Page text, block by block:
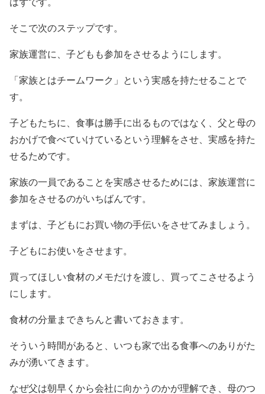
はずです。
そこで次のステップです。
家族運営に、子どもも参加をさせるようにします。
「家族とはチームワーク」という実感を持たせることで
す。
子どもたちに、食事は勝手に出るものではなく、父と母の
おかげで食べていけているという理解をさせ、実感を持た
せるためです。
家族の一員であることを実感させるためには、家族運営に
参加をさせるのがいちばんです。
まずは、子どもにお買い物の手伝いをさせてみましょう。
子どもにお使いをさせます。
買ってほしい食材のメモだけを渡し、買ってこさせるよう
にします。
食材の分量まできちんと書いておきます。
そういう時間があると、いつも家で出る食事へのありがた
みが湧いてきます。
なぜ父は朝早くから会社に向かうのかが理解でき、母のつ